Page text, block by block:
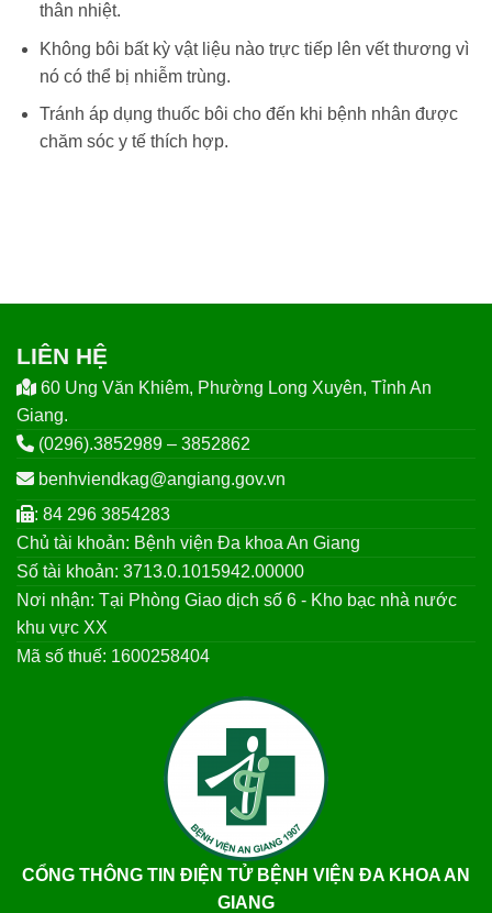
thân nhiệt.
Không bôi bất kỳ vật liệu nào trực tiếp lên vết thương vì
nó có thể bị nhiễm trùng.
Tránh áp dụng thuốc bôi cho đến khi bệnh nhân được
chăm sóc y tế thích hợp.
LIÊN HỆ
60 Ung Văn Khiêm, Phường Long Xuyên, Tỉnh An
Giang.
(0296).3852989 – 3852862
benhviendkag@angiang.gov.vn
: 84 296 3854283
Chủ tài khoản: Bệnh viện Đa khoa An Giang
Số tài khoản: 3713.0.1015942.00000
Nơi nhận: Tại Phòng Giao dịch số 6 - Kho bạc nhà nước
khu vực XX
Mã số thuế: 1600258404
CỔNG THÔNG TIN ĐIỆN TỬ BỆNH VIỆN ĐA KHOA AN
GIANG